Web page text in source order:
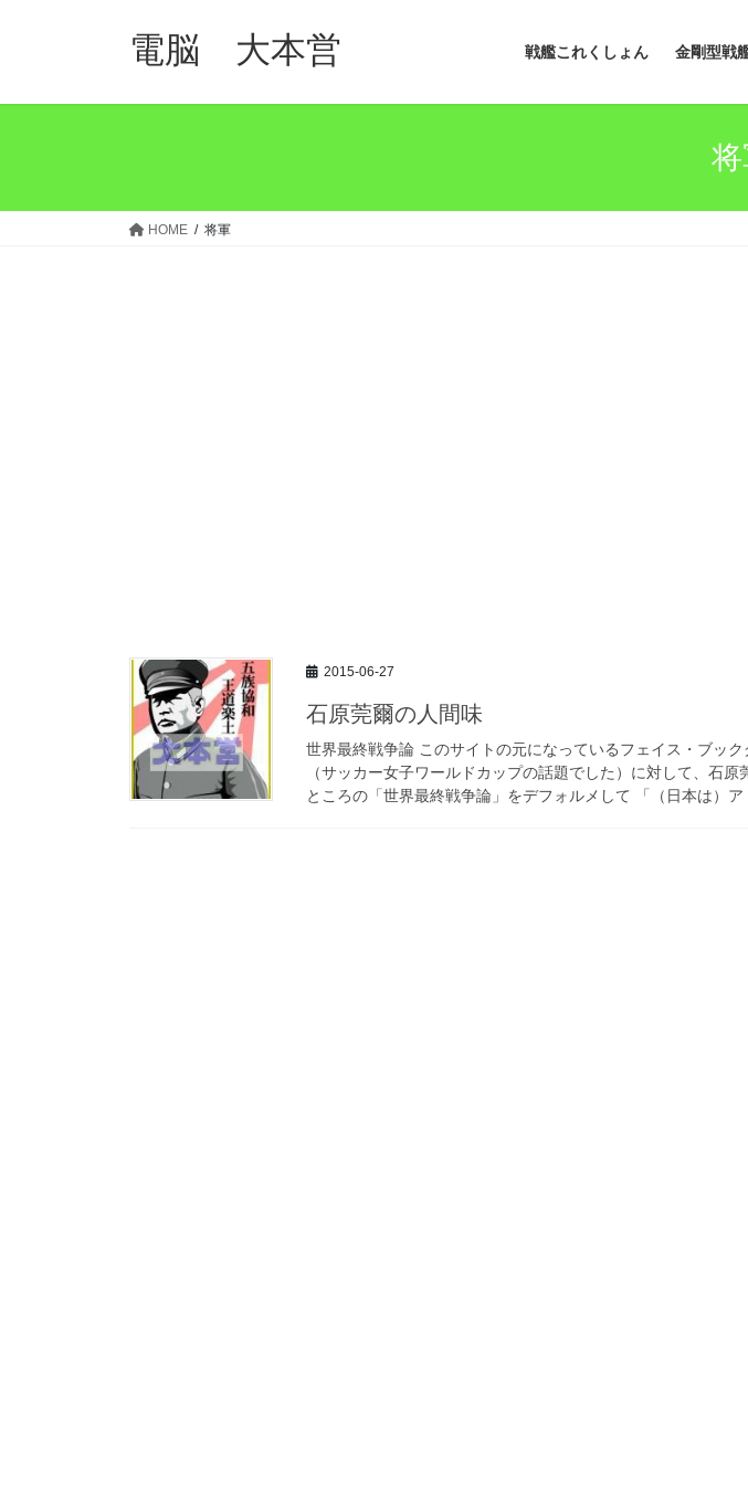
電脳 大本営 戦艦これくしょん 金剛型戦
HOME 将軍
2015-06-27
石原莞爾の人間味
世界最終戦争論 このサイトの元になっているフェイス・ブッ
（サッカー女子ワールドカップの話題でした）に対して、石原
ところの「世界最終戦争論」をデフォルメして 「（日本は）